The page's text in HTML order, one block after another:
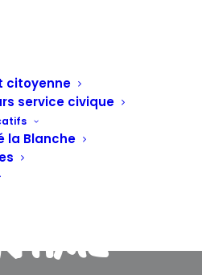
citoyenne
service civique
la Blanche
en